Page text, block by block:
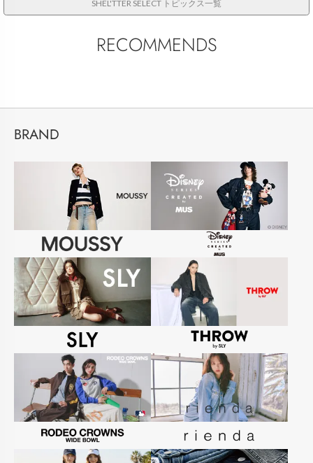
SHEL'TTER SELECT トピックス一覧
RECOMMENDS
BRAND